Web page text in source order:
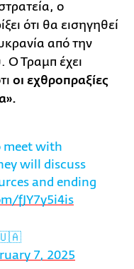
ο
ότι θα εισηγηθεί
από την
Ο Τραμπ έχει
οι εχθροπραξίες
meet with
will discuss
and ending
fJY7y5i4is
7, 2025